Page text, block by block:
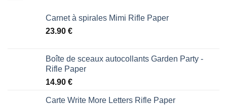
Carnet à spirales Mimi Rifle Paper
23.90 €
Boîte de sceaux autocollants Garden Party -
Rifle Paper
14.90 €
Carte Write More Letters Rifle Paper